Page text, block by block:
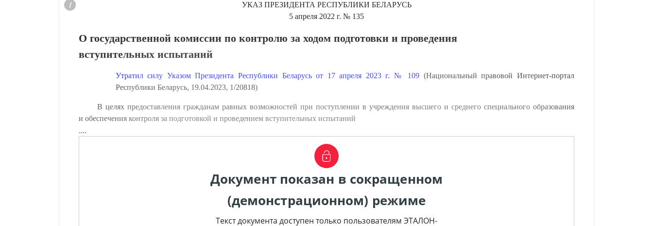
УКАЗ ПРЕЗИДЕНТА РЕСПУБЛИКИ БЕЛАРУСЬ
5 апреля 2022 г. № 135
О государственной комиссии по контролю за ходом подготовки и проведения
вступительных испытаний
Утратил силу Указом Президента Республики Беларусь от 17 апреля 2023 г. № 109 (Национальный правовой Интернет-портал
Республики Беларусь, 19.04.2023, 1/20818)
В целях предоставления гражданам равных возможностей при поступлении в учреждения высшего и среднего специального образования
и обеспечения контроля за подготовкой и проведением вступительных испытаний
....
Документ показан в сокращенном
(демонстрационном) режиме
Текст документа доступен только пользователям ЭТАЛОН-